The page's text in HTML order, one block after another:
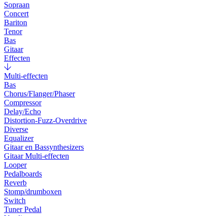
Sopraan
Concert
Bariton
Tenor
Bas
Gitaar
Effecten
Multi-effecten
Bas
Chorus/Flanger/Phaser
Compressor
Delay/Echo
Distortion-Fuzz-Overdrive
Diverse
Equalizer
Gitaar en Bassynthesizers
Gitaar Multi-effecten
Looper
Pedalboards
Reverb
Stomp/drumboxen
Switch
Tuner Pedal